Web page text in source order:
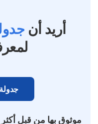
أريد أن
موثوق بها من قبل أكثر من 500 منظمة